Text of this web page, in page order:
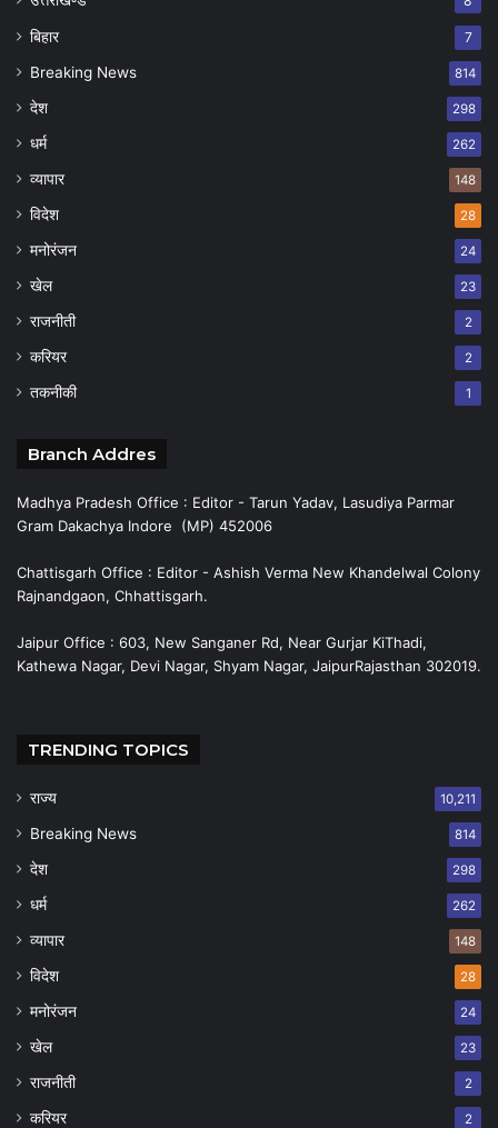
बिहार 7
Breaking News 814
देश 298
धर्म 262
व्यापार 148
विदेश 28
मनोरंजन 24
खेल 23
राजनीती 2
करियर 2
तकनीकी 1
Branch Addres
Madhya Pradesh Office : Editor - Tarun Yadav, Lasudiya Parmar
Gram Dakachya Indore (MP) 452006
Chattisgarh Office : Editor - Ashish Verma New Khandelwal Colony
Rajnandgaon, Chhattisgarh.
Jaipur Office : 603, New Sanganer Rd, Near Gurjar KiThadi,
Kathewa Nagar, Devi Nagar, Shyam Nagar, JaipurRajasthan 302019.
TRENDING TOPICS
राज्य 10,211
Breaking News 814
देश 298
धर्म 262
व्यापार 148
विदेश 28
मनोरंजन 24
खेल 23
राजनीती 2
करियर 2